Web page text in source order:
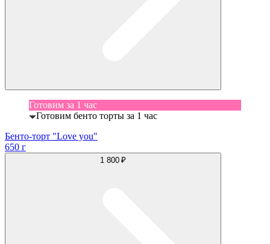
Готовим за 1 час
Готовим бенто торты за 1 час
Бенто-торт "Love you"
650 г
1 800 ₽